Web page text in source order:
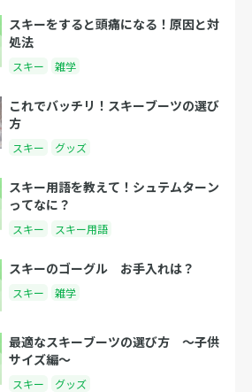
スキーをすると頭痛になる！原因と対
処法
スキー 雑学
これでバッチリ！スキーブーツの選び
方
スキー グッズ
スキー用語を教えて！シュテムターン
ってなに？
スキー スキー用語
スキーのゴーグル お手入れは？
スキー 雑学
最適なスキーブーツの選び方 〜子供
サイズ編〜
スキー グッズ